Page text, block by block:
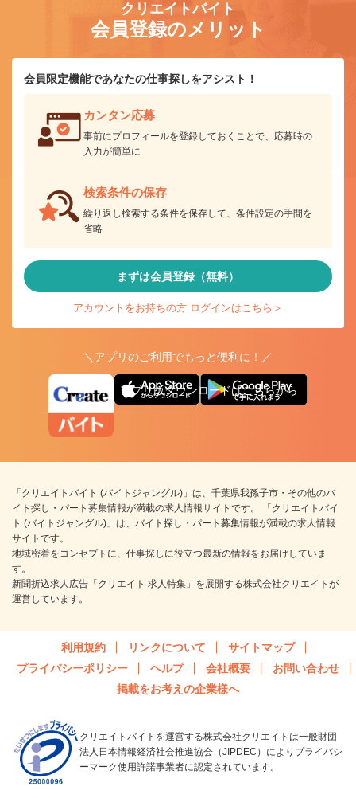
クリエイトバイト
会員登録のメリット
会員限定機能であなたの仕事探しをアシスト！
カンタン応募
事前にプロフィールを登録しておくことで、応募時の
入力が簡単に
検索条件の保存
繰り返し検索する条件を保存して、条件設定の手間を
省略
まずは会員登録（無料）
アカウントをお持ちの方 ログインはこちら＞
＼アプリのご利用でもっと便利に！／
アプリ版ダウンロードはこちらから
「クリエイトバイト (バイトジャングル)」は、千葉県我孫子市・その他のバ
イト探し・パート募集情報が満載の求人情報サイトです。 「クリエイトバイ
ト (バイトジャングル)」は、バイト探し・パート募集情報が満載の求人情報
サイトです。
地域密着をコンセプトに、仕事探しに役立つ最新の情報をお届けしていま
す。
新聞折込求人広告「クリエイト 求人特集」を展開する株式会社クリエイトが
運営しています。
利用規約 リンクについて
サイトマップ
プライバシーポリシー
ヘルプ 会社概要
お問い合わせ
掲載をお考えの企業様へ
クリエイトバイトを運営する株式会社クリエイトは一般財団
法人日本情報経済社会推進協会（JIPDEC）によりプライバシ
ーマーク使用許諾事業者に認定されています。